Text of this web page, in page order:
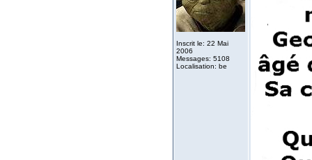
Inscrit le: 22 Mai
2006
Messages: 5108
Localisation: be